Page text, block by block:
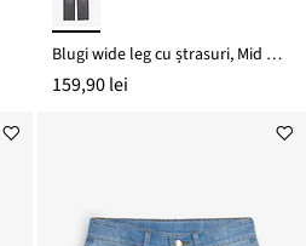
Blugi wide leg cu ștrasuri, Mid Waist
159,90 lei